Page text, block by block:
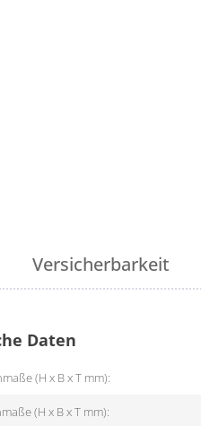
Versicherbarkeit
Daten
(H x B x T mm):
(H x B x T mm):